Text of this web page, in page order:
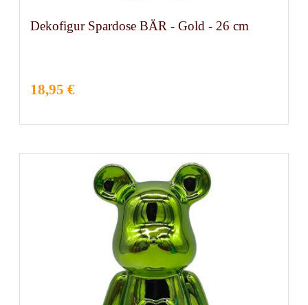
Dekofigur Spardose BÄR - Gold - 26 cm
18,95 €